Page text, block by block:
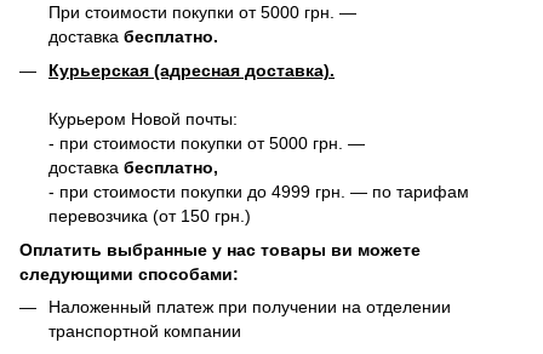
При стоимости покупки от 5000 грн. —
доставка бесплатно.
Курьерская (адресная доставка).
Курьером Новой почты:
- при стоимости покупки от 5000 грн. —
доставка бесплатно,
- при стоимости покупки до 4999 грн. — по тарифам
перевозчика (от 150 грн.)
Оплатить выбранные у нас товары ви можете
следующими способами:
Наложенный платеж при получении на отделении
транспортной компании